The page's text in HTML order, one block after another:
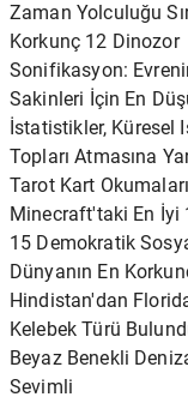
Zaman Yolculuğu
Korkunç 12 Dinozor
Sonifikasyon:
Sakinleri İçin En
İstatistikler, Küresel
Topları Atmasına
Tarot Kart
Minecraft'taki En İyi
15 Demokratik
Dünyanın En
Hindistan'dan
Kelebek Türü
Beyaz Benekli
Sevimli